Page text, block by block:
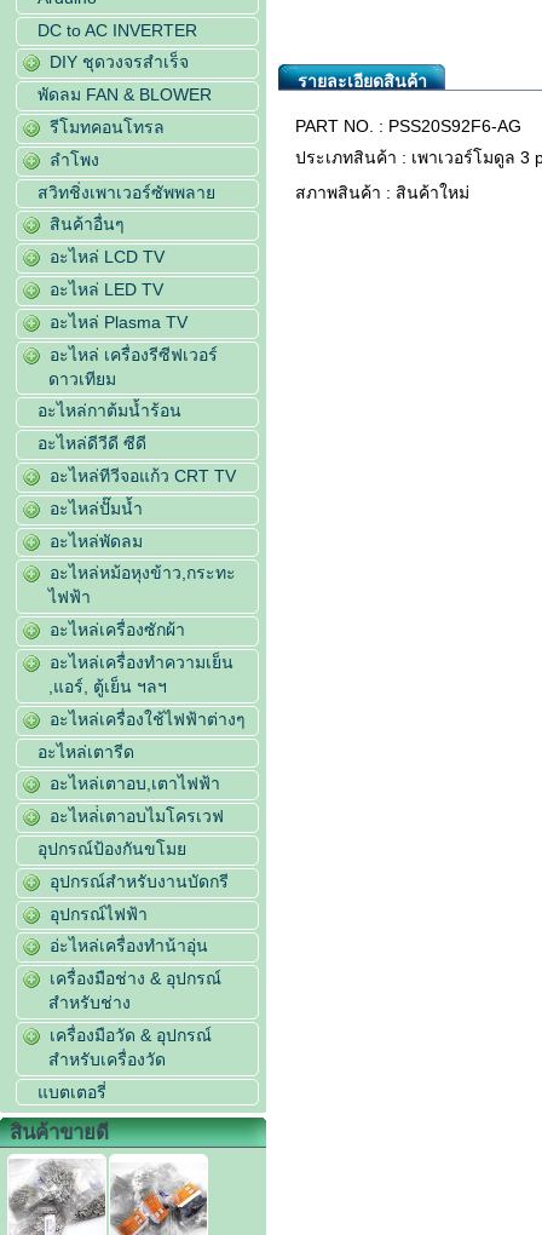
DC to AC INVERTER
DIY ชุดวงจรสำเร็จ
พัดลม FAN & BLOWER
รีโมทคอนโทรล
ลำโพง
สวิทชิ่งเพาเวอร์ซัพพลาย
สินค้าอื่นๆ
อะไหล่ LCD TV
อะไหล่ LED TV
อะไหล่ Plasma TV
อะไหล่ เครื่องรีซีฟเวอร์
ดาวเทียม
อะไหล่กาต้มน้ำร้อน
อะไหล่ดีวีดี ซีดี
อะไหล่ทีวีจอแก้ว CRT TV
อะไหล่ปั๊มน้ำ
อะไหล่พัดลม
อะไหล่หม้อหุงข้าว,กระทะ
ไฟฟ้า
อะไหล่เครื่องซักผ้า
อะไหล่เครื่องทำความเย็น
,แอร์, ตู้เย็น ฯลฯ
อะไหล่เครื่องใช้ไฟฟ้าต่างๆ
อะไหล่เตารีด
อะไหล่เตาอบ,เตาไฟฟ้า
อะไหล่่เตาอบไมโครเวฟ
อุปกรณ์ป้องกันขโมย
อุปกรณ์สำหรับงานบัดกรี
อุปกรณ์ไฟฟ้า
อ่ะไหล่เครื่องทำน้าอุ่น
เครื่องมือช่าง & อุปกรณ์
สำหรับช่าง
เครื่องมือวัด & อุปกรณ์
สำหรับเครื่องวัด
แบตเตอรี่
สินค้าขายดี
DRV6807...
รายละเอียดสินค้า
PART NO. : PSS20S92F6-AG
ประเภทสินค้า : เพาเวอร์โมดูล 3
สภาพสินค้า : สินค้าใหม่